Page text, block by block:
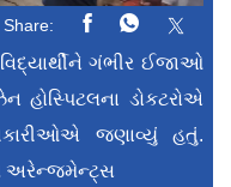
Share:
ગંભીર ઈજાઓ
હોસ્પિટલના ડોકટરોએ
જણાવ્યું હતું.
અરેન્જમેન્ટ્સ